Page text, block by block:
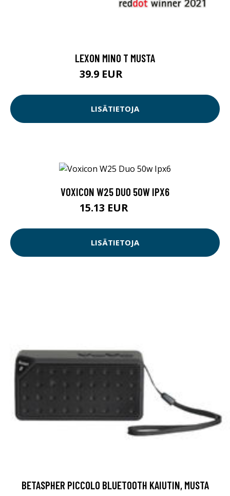
LEXON MINO T MUSTA
39.9 EUR
LISÄTIETOJA
VOXICON W25 DUO 50W IPX6
15.13 EUR
LISÄTIETOJA
BETASPHER PICCOLO BLUETOOTH KAIUTIN, MUSTA